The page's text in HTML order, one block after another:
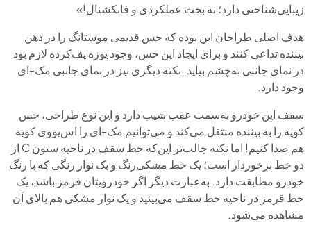
زیبایی‌شناختی دارد؛ نه بحث عملکردی و فانکشنال!»
هدف اصلی طراحان این بوده که حس قدیمی موستانگ را در ذهن
بیننده تداعی کنند و برای ایجاد این حس، وجود پوزه پف‌کرده لازم بود
در نمای جانبی به‌چشم بیاید. نکته‌ دیگری نیز در نمای جانبی مک-ای
وجود دارد.
سقف این خودرو به‌سمت عقب شیب دارد و این نوع طراحی، حس
کوپه را به بیننده منتقل می‌کند و می‌توانیم مک-ای را اس‌یووی کوپه
هم صدا کنیم! اما نکته جالب‌تر این‌که خط سقف در ناحیه ستون C از
دو خط برخوردار است؛ یک خط مشکی‌رنگ و بک نوار رنگی که با رنگ
خودرو مطابقت دارد. به‌عبارت دیگر اگر خودرویتان قرمز باشد، یک
خط قرمز در ناحیه خط سقف می‌بینید و یک نوار مشکی هم بالای آن
مشاهده می‌شود.